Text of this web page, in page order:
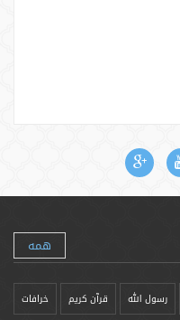
همه
رسول الله قرآن کریم خرافات